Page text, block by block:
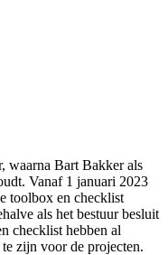
waarna Bart Bakker als
Vanaf 1 januari 2023
toolbox en checklist
als het bestuur besluit
checklist hebben al
zijn voor de projecten.